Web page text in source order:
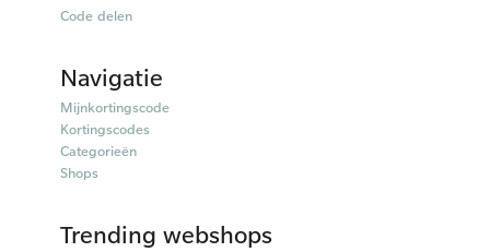
Code delen
Navigatie
Mijnkortingscode
Kortingscodes
Categorieën
Shops
Trending webshops